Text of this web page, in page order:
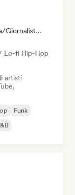
Canale Youtube/Twitch, Media/Giornalista, Social Media Influencer
Lo-fi Hip-Hop
artisti
Funk